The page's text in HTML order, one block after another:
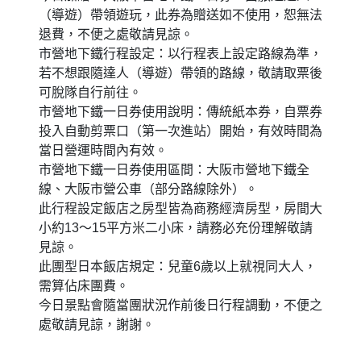
券。
【特別推薦】大阪城公園
戰國時代名將豐臣秀吉於１６世紀權力達到巔峰時期所興建，
白色牆壁與金箔相互輝映，一磚一瓦的雕刻，表現出建築華麗
之美，是日本最大的城堡。大阪城外全長12公里的城牆，總共
動用了50萬塊石頭，城廓與巨石群蔚為壯觀。
【特別推薦】天神橋筋商店街
是日本最長的商店街，全長達 2.6公里，貫穿北區至中央區。
沿途擁有約600家店鋪，涵蓋平價藥妝、懷舊雜貨、傳統工藝
品及在地美食。這條有遮雨棚的街道非常適合體驗地道的大阪
風情，步行走完全程約需40分鐘。
【特別推薦】梅田商圈
梅田是位於日本大阪府大阪市北區的商業區，範圍內有大阪主
要鐵路車站大阪站、大阪梅田站及梅田等站，亦是大阪的主要
購物區。區內有多座高層大廈、百貨店、酒店、劇場，是西日
本具代表性的中心商業區、以及高層建築集中地。